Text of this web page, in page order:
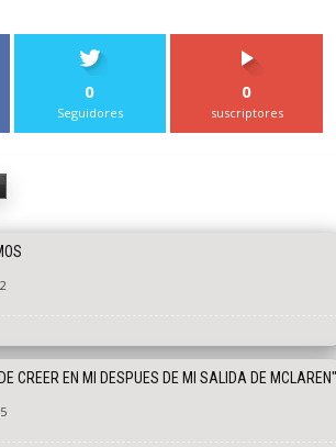
0
Seguidores
0
suscriptores
CREER EN MI DESPUES DE MI SALIDA DE MCLAREN"